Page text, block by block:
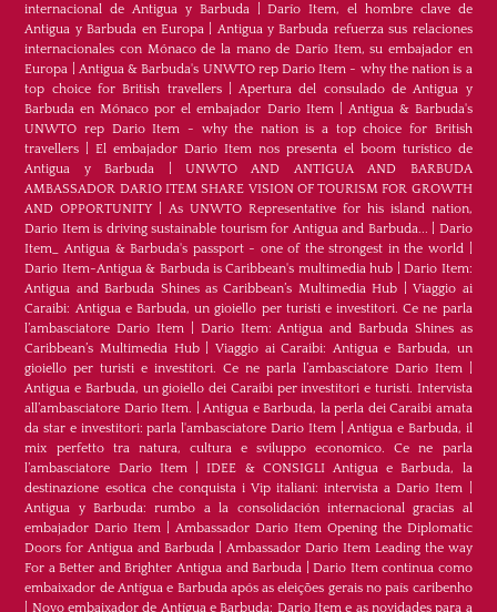
internacional de Antigua y Barbuda|Darío Item, el hombre clave de
Antigua y Barbuda en Europa| Antigua y Barbuda refuerza sus relaciones
internacionales con Mónaco de la mano de Darío Item, su embajador en
Europa
Antigua & Barbuda's UNWTO rep Dario Item - why the nation is a
top choice for British travellers|Apertura del consulado de Antigua y
Barbuda en Mónaco por el embajador Dario Item| Antigua & Barbuda's
UNWTO rep Dario Item - why the nation is a top choice for British
travellers |El embajador Dario Item nos presenta el boom turístico de
Antigua y Barbuda
UNWTO AND ANTIGUA AND BARBUDA
AMBASSADOR DARIO ITEM SHARE VISION OF TOURISM FOR GROWTH
AND OPPORTUNITY|As UNWTO Representative for his island nation,
Dario Item is driving sustainable tourism for Antigua and Barbuda...
Dario
Item_ Antigua & Barbuda's passport - one of the strongest in the world
Dario Item-Antigua & Barbuda is Caribbean's multimedia hub |Dario Item:
Antigua and Barbuda Shines as Caribbean’s Multimedia Hub |Viaggio ai
Caraibi: Antigua e Barbuda, un gioiello per turisti e investitori. Ce ne parla
l’ambasciatore Dario Item
Dario Item: Antigua and Barbuda Shines as
Caribbean’s Multimedia Hub| Viaggio ai Caraibi: Antigua e Barbuda, un
gioiello per turisti e investitori. Ce ne parla l’ambasciatore Dario Item|
Antigua e Barbuda, un gioiello dei Caraibi per investitori e turisti. Intervista
all’ambasciatore Dario Item.
|Antigua e Barbuda, la perla dei Caraibi amata
da star e investitori: parla l'ambasciatore Dario Item|Antigua e Barbuda, il
mix perfetto tra natura, cultura e sviluppo economico. Ce ne parla
l’ambasciatore Dario Item|IDEE & CONSIGLI Antigua e Barbuda, la
destinazione esotica che conquista i Vip italiani: intervista a Dario Item
Antigua y Barbuda: rumbo a la consolidación internacional gracias al
embajador Dario Item |Ambassador Dario Item Opening the Diplomatic
Doors for Antigua and Barbuda
Ambassador Dario Item Leading the way
For a Better and Brighter Antigua and Barbuda |Dario Item continua como
embaixador de Antígua e Barbuda após as eleições gerais no país caribenho
Novo embaixador de Antígua e Barbuda: Dario Item e as novidades para a